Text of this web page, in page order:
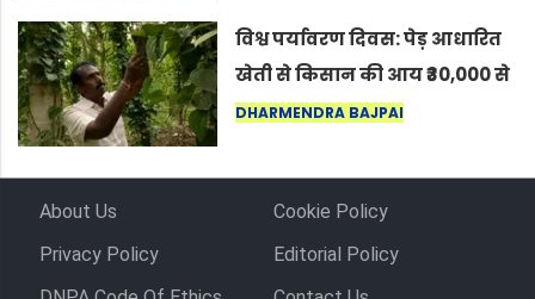
विश्व पर्यावरण दिवस: पेड़ आधारित
खेती से किसान की आय ₹30,000 से
बढ़कर ₹3 लाख प्रति एकड़ हुई
DHARMENDRA BAJPAI
About Us
Cookie Policy
Privacy Policy
Editorial Policy